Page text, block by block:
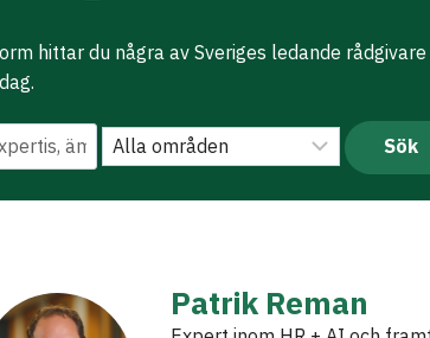
hittar du några av Sveriges ledande
Patrik Reman